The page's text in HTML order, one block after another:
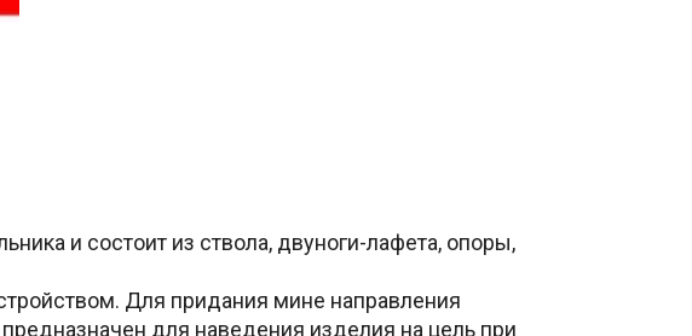
и состоит из ствола, двуноги-лафета, опоры,
Для придания мине направления
для наведения изделия на цель при